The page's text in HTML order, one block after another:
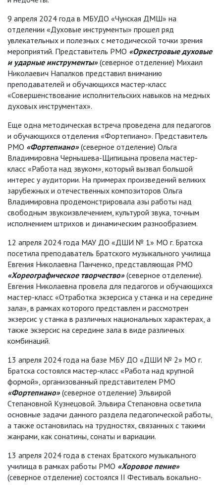
9 апреля 2024 года в МБУДО «Чунская ДМШ» на
отделении «Духовые инструменты» прошел ряд
увлекательных и полезных с методической точки зрения
мероприятий. Представитель РМО «Оркестровые духовые
и ударные инструменты»(северное отделение) Михаил
Николаевич Напалков представил вниманию
преподавателей и обучающихся мастер-класс
«Совершенствование исполнительских навыков на медных
духовых инструментах».
Еще одна методическая встреча проведена для педагогов
и обучающихся отделения «Фортепиано». Представитель
РМО «Фортепиано»(северное отделение) Ольга
Владимировна Чернышева-Щипицына провела мастер-
класс «Работа над звуком», который вызвал большой
интерес у аудитории. На примерах произведений великих
зарубежных и отечественных композиторов Ольга
Владимировна продемонстрировала азы работы над
свободным звукоизвлечением, культурой звука, точным
исполнением штрихов и динамическим разнообразием.
12 апреля 2024 года МАУ ДО «ДШИ № 1» МО г. Братска
посетила преподаватель Братского музыкального училища
Евгения Николаевна Панченко, представляющая РМО
«Хореографическое творчество»(северное отделение).
Евгения Николаевна провела для педагогов и обучающихся
мастер-класс «Отработка экзерсиса у станка и на середине
зала», в рамках которого представлен и рассмотрен
экзерсис у станка в различных национальных характерах, а
также экзерсис на середине зала в виде различных
комбинаций.
13 апреля 2024 года на базе МБУ ДО «ДШИ № 2» МО г.
Братска состоялся мастер-класс «Работа над крупной
формой», организованный представителем РМО
«Фортепиано»(северное отделение) Эльвирой
Степановной Кузнецовой. Эльвира Степановна осветила
основные задачи данного раздела педагогической работы,
а также остановилась на трудностях, связанных с такими
жанрами, как сонатины, сонаты и вариации.
13 апреля 2024 года в стенах Братского музыкального
училища в рамках работы РМО «Хоровое пение»
(северное отделение) состоялся II Фестиваль вокально-